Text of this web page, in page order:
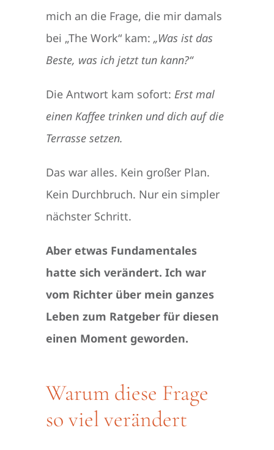
mich an die Frage, die mir damals
bei „The Work“ kam: „Was ist das
Beste, was ich jetzt tun kann?“
Die Antwort kam sofort: Erst mal
einen Kaffee trinken und dich auf die
Terrasse setzen.
Das war alles. Kein großer Plan.
Kein Durchbruch. Nur ein simpler
nächster Schritt.
Aber etwas Fundamentales
hatte sich verändert. Ich war
vom Richter über mein ganzes
Leben zum Ratgeber für diesen
einen Moment geworden.
Warum diese Frage
so viel verändert